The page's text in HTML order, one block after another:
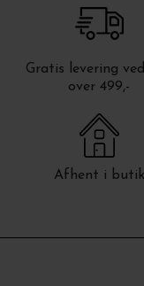
Gratis levering
over 499,-
Afhent i butik